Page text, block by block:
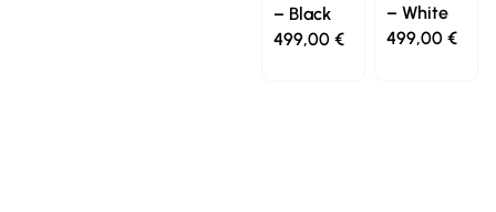
– Black
499,00 €
– White
499,00 €